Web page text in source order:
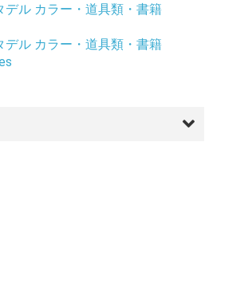
デル カラー・道具類・書籍
デル カラー・道具類・書籍